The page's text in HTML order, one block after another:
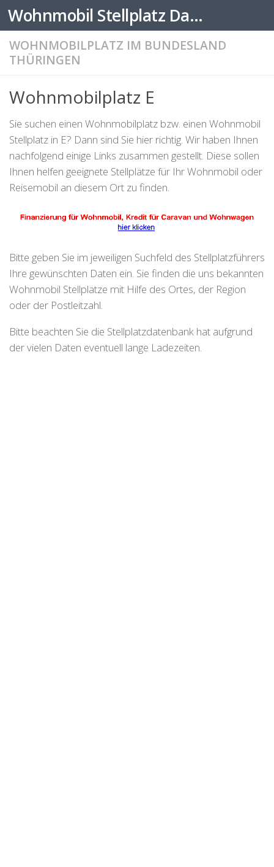
Zum Inhalt springen Wohnmobil Stellplatz Datenbank
WOHNMOBILPLATZ IM BUNDESLAND
THÜRINGEN
Wohnmobilplatz E
Sie suchen einen Wohnmobilplatz bzw. einen Wohnmobil
Stellplatz in E? Dann sind Sie hier richtig. Wir haben Ihnen
nachfolgend einige Links zusammen gestellt. Diese sollen
Ihnen helfen geeignete Stellplätze für Ihr Wohnmobil oder
Reisemobil an diesem Ort zu finden.
Bitte geben Sie im jeweiligen Suchfeld des Stellplatzführers
Ihre gewünschten Daten ein. Sie finden die uns bekannten
Wohnmobil Stellplätze mit Hilfe des Ortes, der Region
oder der Postleitzahl.
Bitte beachten Sie die Stellplatzdatenbank hat aufgrund
der vielen Daten eventuell lange Ladezeiten.